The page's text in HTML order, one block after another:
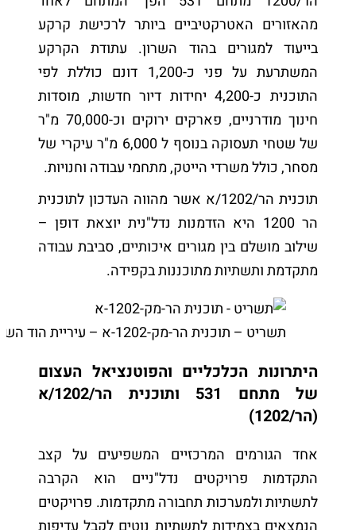
מהאזורים האטרקטיביים ביותר לרכישת קרקע
בייעוד למגורים בהוד השרון. עתודת הקרקע
המשתרעת על פני כ-1,200 דונם כוללת לפי
התוכנית כ-4,200 יחידות דיור חדשות, מוסדות
חינוך מודרניים, פארקים ירוקים וכ-70,000 מ"ר
של שטחי תעסוקה בנוסף ל 6,000 מ"ר עיקרי של
מסחר, כולל משרדי הייטק, מתחמי עבודה וחנויות.
תוכנית הר/1202/א אשר מהווה העדכון לתוכנית
הר 1200 היא הזדמנות נדל"נית יוצאת דופן –
שילוב מושלם בין מגורים איכותיים, סביבת עבודה
מתקדמת ותשתיות מתוכננות בקפידה.
תשריט – תוכנית הר-מק-1202-א – עיריית הוד השרון
היתרונות הכלכליים והפוטנציאל העצום
של מתחם 531 ותוכנית הר/1202/א
(הר/1202)
אחד הגורמים המרכזיים המשפיעים על קצב
התקדמות פרויקטים נדל"ניים הוא הקרבה
לתשתיות ולמערכות תחבורה מתקדמות. פרויקטים